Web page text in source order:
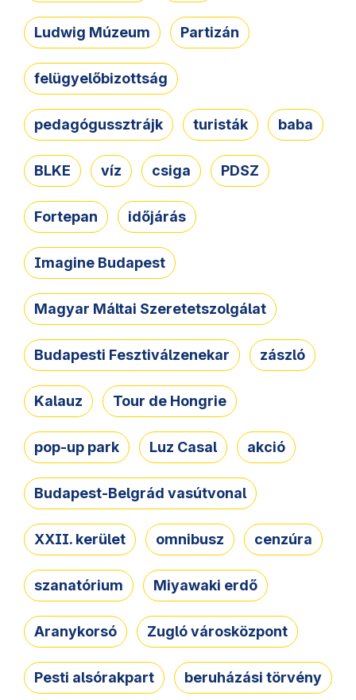
Ludwig Múzeum Partizán
felügyelőbizottság
pedagógussztrájk turisták baba
BLKE víz csiga PDSZ
Fortepan időjárás
Imagine Budapest
Magyar Máltai Szeretetszolgálat
Budapesti Fesztiválzenekar zászló
Kalauz Tour de Hongrie
pop-up park Luz Casal akció
Budapest-Belgrád vasútvonal
XXII. kerület omnibusz cenzúra
szanatórium Miyawaki erdő
Aranykorsó Zugló városközpont
Pesti alsórakpart beruházási törvény